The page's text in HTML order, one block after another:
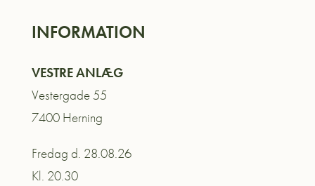
INFORMATION
VESTRE ANLÆG
Vestergade 55
7400 Herning
Fredag d. 28.08.26
Kl. 20.30